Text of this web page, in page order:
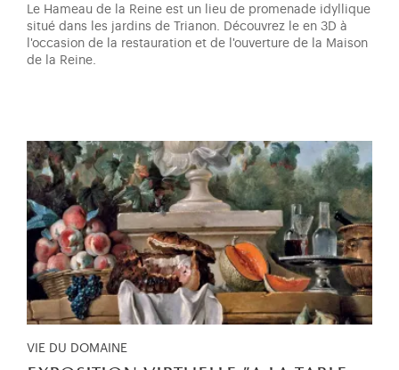
Le Hameau de la Reine est un lieu de promenade idyllique
situé dans les jardins de Trianon. Découvrez le en 3D à
l'occasion de la restauration et de l'ouverture de la Maison
de la Reine.
VIE DU DOMAINE